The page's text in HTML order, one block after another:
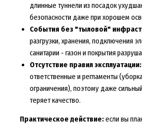
длинные туннели из посадок
безопасности даже при хорошем
События без "тыловой"
разгрузки, хранения, подключения
санитарии - газон и покрытия
Отсутствие правил эксплуатации:
ответственные и регламенты
ограничения), поэтому даже
теряет качество.
Практическое действие:если вы